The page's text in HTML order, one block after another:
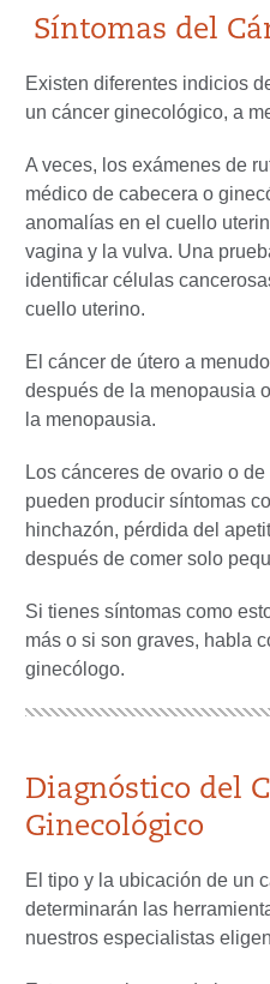
Síntomas del
Existen diferentes indicios
un cáncer ginecológico, a
A veces, los exámenes de
médico de cabecera o
anomalías en el cuello
vagina y la vulva. Una
identificar células
cuello uterino.
El cáncer de útero a
después de la menopausia
la menopausia.
Los cánceres de ovario o
pueden producir síntomas
hinchazón, pérdida del
después de comer solo
Si tienes síntomas como
más o si son graves, habla
ginecólogo.
Diagnóstico del
Ginecológico
El tipo y la ubicación de un
determinarán las
nuestros especialistas